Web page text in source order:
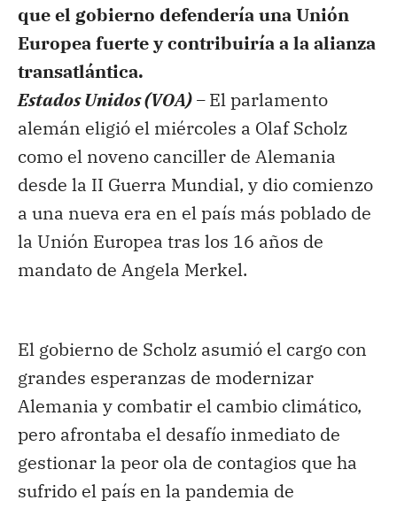
que el gobierno defendería una Unión
Europea fuerte y contribuiría a la alianza
transatlántica.
Estados Unidos (VOA) –El parlamento
alemán eligió el miércoles a Olaf Scholz
como el noveno canciller de Alemania
desde la II Guerra Mundial, y dio comienzo
a una nueva era en el país más poblado de
la Unión Europea tras los 16 años de
mandato de Angela Merkel.
El gobierno de Scholz asumió el cargo con
grandes esperanzas de modernizar
Alemania y combatir el cambio climático,
pero afrontaba el desafío inmediato de
gestionar la peor ola de contagios que ha
sufrido el país en la pandemia de